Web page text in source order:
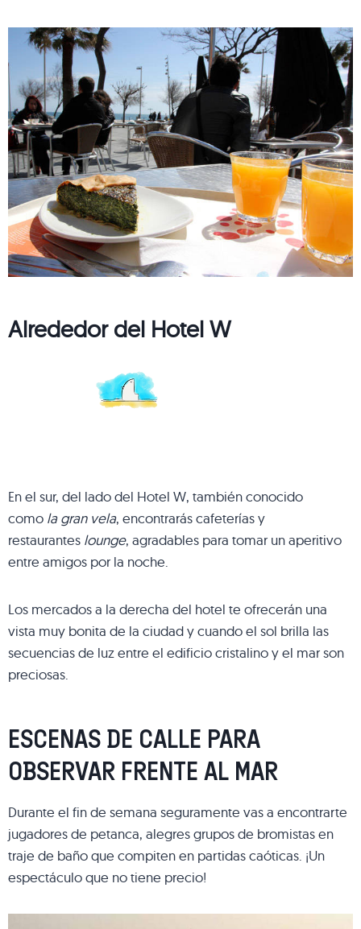
Alrededor del Hotel W
En el sur, del lado del Hotel W, también conocido
como la gran vela, encontrarás cafeterías y
restaurantes lounge, agradables para tomar un aperitivo
entre amigos por la noche.
Los mercados a la derecha del hotel te ofrecerán una
vista muy bonita de la ciudad y cuando el sol brilla las
secuencias de luz entre el edificio cristalino y el mar son
preciosas.
ESCENAS DE CALLE PARA
OBSERVAR FRENTE AL MAR
Durante el fin de semana seguramente vas a encontrarte
jugadores de petanca, alegres grupos de bromistas en
traje de baño que compiten en partidas caóticas. ¡Un
espectáculo que no tiene precio!